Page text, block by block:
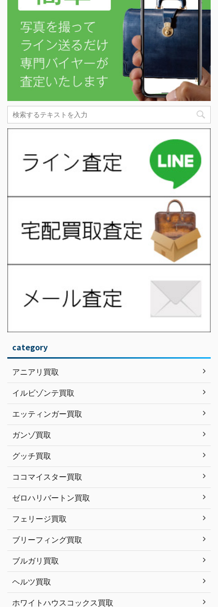
category
アニアリ買取
イルビゾンテ買取
エッティンガー買取
ガンゾ買取
グッチ買取
ココマイスター買取
ゼロハリバートン買取
フェリージ買取
ブリーフィング買取
ブルガリ買取
ヘルツ買取
ホワイトハウスコックス買取